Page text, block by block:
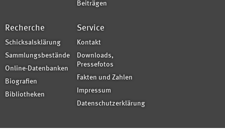
Beiträgen
Recherche
Schicksalsklärung
Sammlungsbestände
Online-Datenbanken
Biografien
Bibliotheken
Service
Kontakt
Downloads,
Pressefotos
Fakten und Zahlen
Impressum
Datenschutzerklärung